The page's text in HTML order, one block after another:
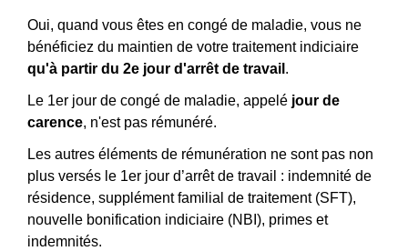
Oui, quand vous êtes en congé de maladie, vous ne
bénéficiez du maintien de votre traitement indiciaire
qu'à partir du 2e jour d'arrêt de travail .
Le 1er jour de congé de maladie, appelé jour de
carence, n'est pas rémunéré.
Les autres éléments de rémunération ne sont pas non
plus versés le 1er jour d’arrêt de travail : indemnité de
résidence, supplément familial de traitement (SFT),
nouvelle bonification indiciaire (NBI), primes et
indemnités.